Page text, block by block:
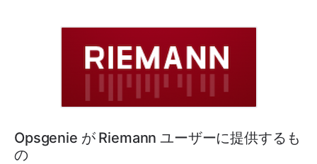
Opsgenie が Riemann ユーザーに提供するも
の